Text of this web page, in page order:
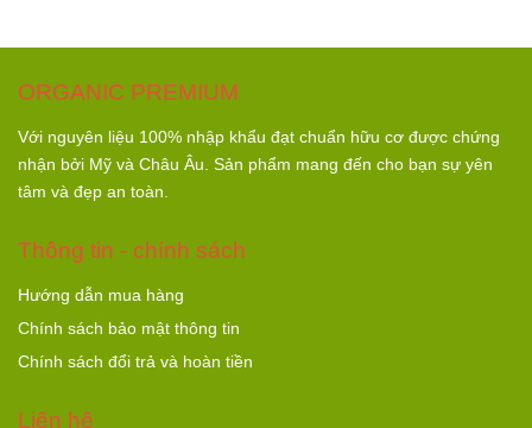
ORGANIC PREMIUM
Với nguyên liệu 100% nhập khẩu đạt chuẩn hữu cơ được chứng
nhận bởi Mỹ và Châu Âu. Sản phẩm mang đến cho bạn sự yên
tâm và đẹp an toàn.
Thông tin - chính sách
Hướng dẫn mua hàng
Chính sách bảo mật thông tin
Chính sách đổi trả và hoàn tiền
Liên hệ